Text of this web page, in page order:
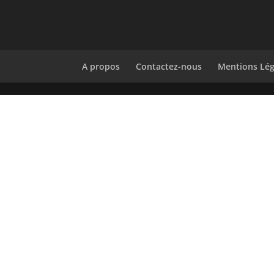
A propos Contactez-nous Mentions